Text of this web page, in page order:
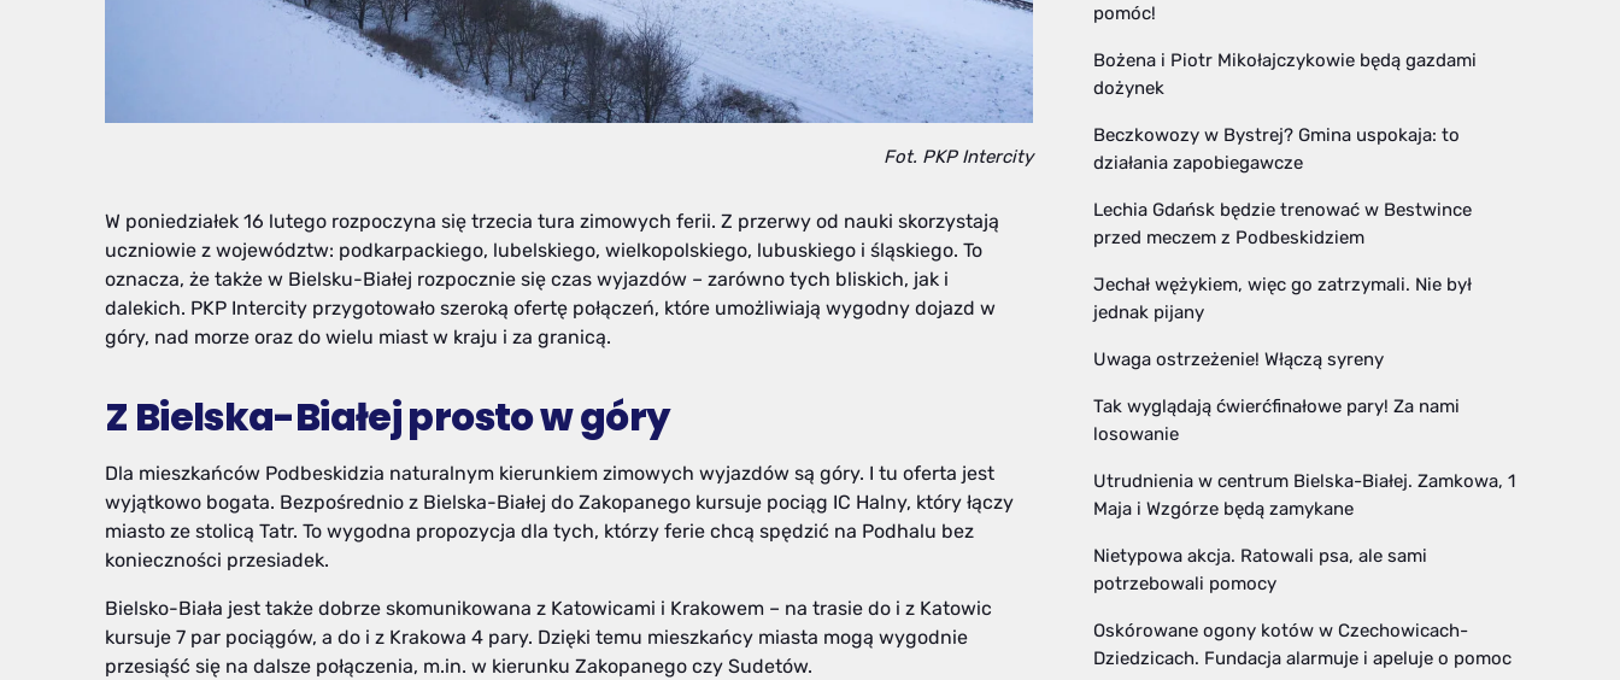
Fot. PKP Intercity
W poniedziałek 16 lutego rozpoczyna się trzecia tura zimowych ferii. Z przerwy od nauki skorzystają
uczniowie z województw: podkarpackiego, lubelskiego, wielkopolskiego, lubuskiego i śląskiego. To
oznacza, że także w Bielsku-Białej rozpocznie się czas wyjazdów – zarówno tych bliskich, jak i
dalekich. PKP Intercity przygotowało szeroką ofertę połączeń, które umożliwiają wygodny dojazd w
góry, nad morze oraz do wielu miast w kraju i za granicą.
Z Bielska-Białej prosto w góry
Dla mieszkańców Podbeskidzia naturalnym kierunkiem zimowych wyjazdów są góry. I tu oferta jest
wyjątkowo bogata. Bezpośrednio z Bielska-Białej do Zakopanego kursuje pociąg IC Halny, który łączy
miasto ze stolicą Tatr. To wygodna propozycja dla tych, którzy ferie chcą spędzić na Podhalu bez
konieczności przesiadek.
Bielsko-Biała jest także dobrze skomunikowana z Katowicami i Krakowem – na trasie do i z Katowic
kursuje 7 par pociągów, a do i z Krakowa 4 pary. Dzięki temu mieszkańcy miasta mogą wygodnie
przesiąść się na dalsze połączenia, m.in. w kierunku Zakopanego czy Sudetów.
pomóc!
Bożena i Piotr Mikołajczykowie będą gazdami
dożynek
Beczkowozy w Bystrej? Gmina uspokaja: to
działania zapobiegawcze
Lechia Gdańsk będzie trenować w Bestwince
przed meczem z Podbeskidziem
Jechał wężykiem, więc go zatrzymali. Nie był
jednak pijany
Uwaga ostrzeżenie! Włączą syreny
Tak wyglądają ćwierćfinałowe pary! Za nami
losowanie
Utrudnienia w centrum Bielska-Białej. Zamkowa, 1
Maja i Wzgórze będą zamykane
Nietypowa akcja. Ratowali psa, ale sami
potrzebowali pomocy
Oskórowane ogony kotów w Czechowicach-
Dziedzicach. Fundacja alarmuje i apeluje o pomoc